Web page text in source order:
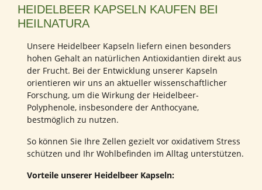
HEIDELBEER KAPSELN KAUFEN BEI
HEILNATURA
Unsere Heidelbeer Kapseln liefern einen besonders
hohen Gehalt an natürlichen Antioxidantien direkt aus
der Frucht. Bei der Entwicklung unserer Kapseln
orientieren wir uns an aktueller wissenschaftlicher
Forschung, um die Wirkung der Heidelbeer-
Polyphenole, insbesondere der Anthocyane,
bestmöglich zu nutzen.
So können Sie Ihre Zellen gezielt vor oxidativem Stress
schützen und Ihr Wohlbefinden im Alltag unterstützen.
Vorteile unserer Heidelbeer Kapseln: